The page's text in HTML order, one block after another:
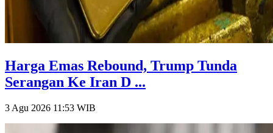
Harga Emas Rebound, Trump Tunda
Serangan Ke Iran D ...
3 Agu 2026 11:53 WIB